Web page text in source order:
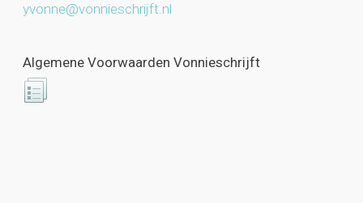
yvonne@vonnieschrijft.nl
Algemene Voorwaarden Vonnieschrijft